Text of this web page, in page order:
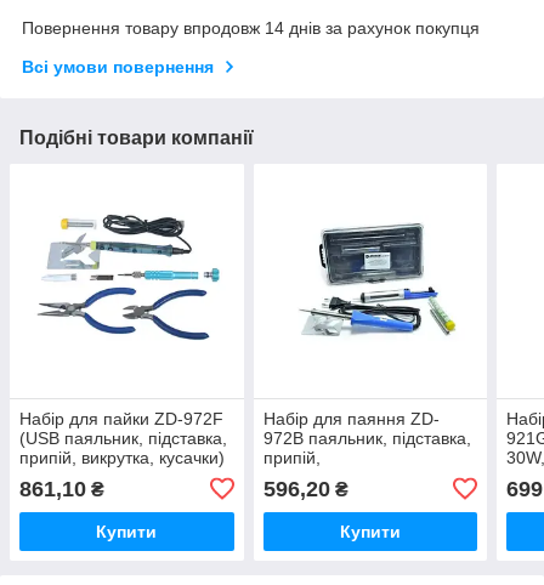
Повернення товару впродовж 14 днів за рахунок покупця
Всі умови повернення
Подібні товари компанії
Набір для пайки ZD-972F
(USB паяльник, підставка,
припій, викрутка, кусачки)
861,10 ₴
Купити
Набір для паяння ZD-
972В паяльник, підставка,
припій,
наконечник
596,20₴
Купити